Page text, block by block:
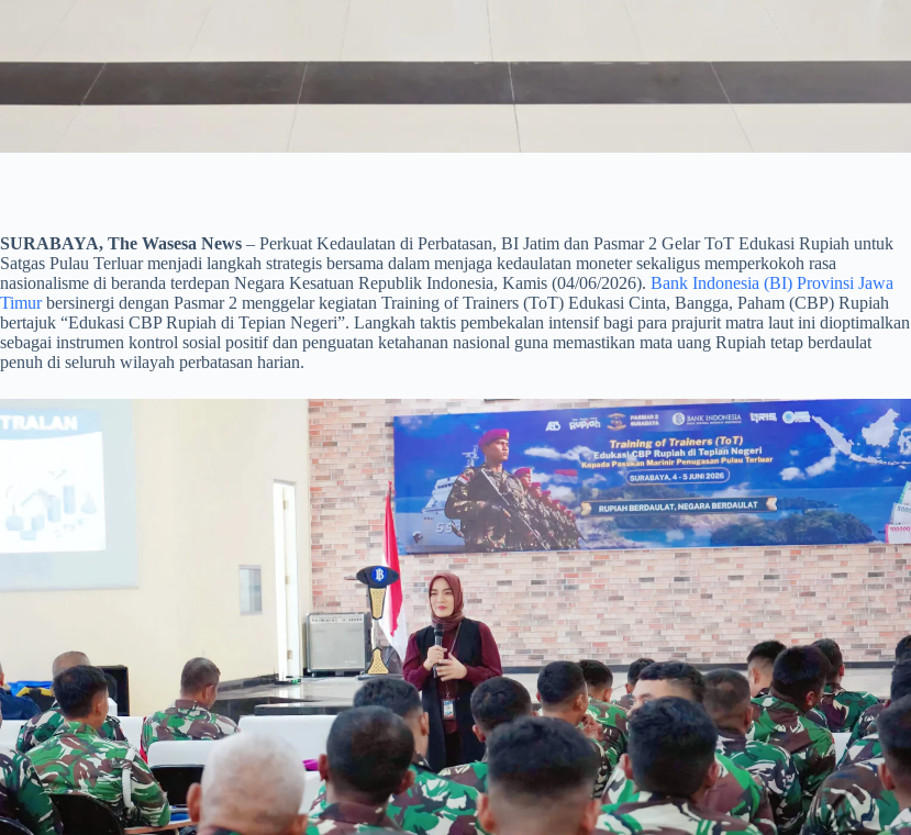
SURABAYA, The Wasesa News – Perkuat Kedaulatan di Perbatasan, BI Jatim dan Pasmar 2 Gelar ToT Edukasi Rupiah untuk
Satgas Pulau Terluar menjadi langkah strategis bersama dalam menjaga kedaulatan moneter sekaligus memperkokoh rasa
nasionalisme di beranda terdepan Negara Kesatuan Republik Indonesia, Kamis (04/06/2026). Bank Indonesia (BI) Provinsi Jawa
Timurbersinergi dengan Pasmar 2 menggelar kegiatan Training of Trainers (ToT) Edukasi Cinta, Bangga, Paham (CBP) Rupiah
bertajuk “Edukasi CBP Rupiah di Tepian Negeri”. Langkah taktis pembekalan intensif bagi para prajurit matra laut ini dioptimalkan
sebagai instrumen kontrol sosial positif dan penguatan ketahanan nasional guna memastikan mata uang Rupiah tetap berdaulat
penuh di seluruh wilayah perbatasan harian.